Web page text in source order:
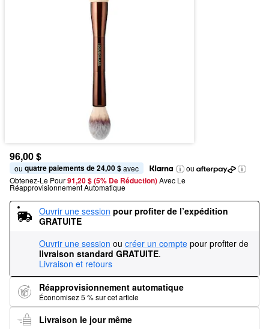
96,00 $
ou quatre paiements de 24,00 $ avec
ou
Obtenez-Le Pour91,20 $ (5% De Réduction) Avec Le
Réapprovisionnement Automatique
Ouvrir une session pour profiter de l’expédition
GRATUITE
Ouvrir une session ou créer un compte pour profiter de
livraison standard GRATUITE.
Livraison et retours
Réapprovisionnement automatique
Économisez 5 % sur cet article
Livraison le jour même